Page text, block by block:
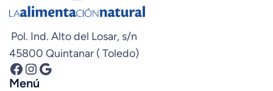
Pol. Ind. Alto del Losar, s/n
45800 Quintanar ( Toledo)
Facebook InstagramGoogle
Menú